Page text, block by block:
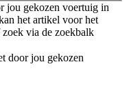
jou gekozen voertuig in
het artikel voor het
via de zoekbalk
door jou gekozen